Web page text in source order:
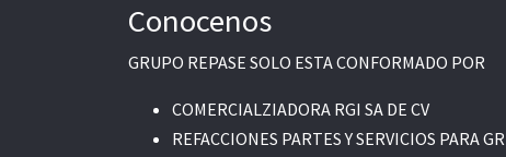
Conocenos
GRUPO REPASE SOLO ESTA CONFORMADO POR
COMERCIALZIADORA RGI SA DE CV
REFACCIONES PARTES Y SERVICIOS PARA